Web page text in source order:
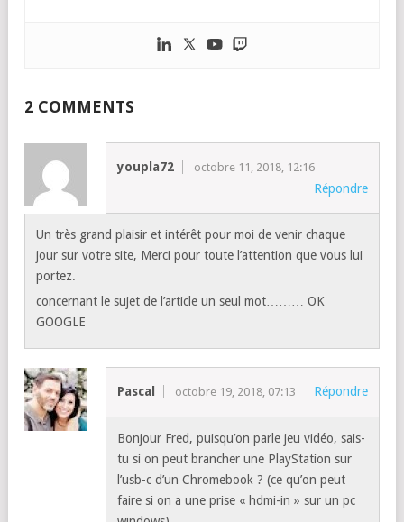
2 COMMENTS
youpla72 octobre 11, 2018, 12:16
Répondre
Un très grand plaisir et intérêt pour moi de venir chaque
jour sur votre site, Merci pour toute l’attention que vous lui
portez.
concernant le sujet de l’article un seul mot……… OK
GOOGLE
Pascal octobre 19, 2018, 07:13 Répondre
Bonjour Fred, puisqu’on parle jeu vidéo, sais-
tu si on peut brancher une PlayStation sur
l’usb-c d’un Chromebook ? (ce qu’on peut
faire si on a une prise « hdmi-in » sur un pc